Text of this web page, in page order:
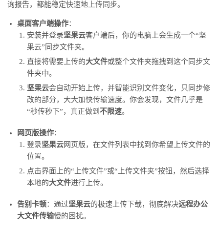
询报告，都能稳定快速地上传同步。
桌面客户端操作：
安装并登录坚果云客户端后，你的电脑上会生成一个“坚
果云”同步文件夹。
直接将需要上传的大文件或整个文件夹拖拽到这个同步文
件夹中。
坚果云会自动开始上传，并智能识别文件变化，只同步修
改的部分，大大加快传输速度。你会发现，文件几乎是
“秒传秒下”，真正做到 不限速。
网页版操作：
登录坚果云网页版，在文件列表中找到你希望上传文件的
位置。
点击界面上的“上传文件”或“上传文件夹”按钮，然后选择
本地的大文件进行上传。
告别卡顿：通过坚果云的极速上传下载，彻底解决远程办公
大文件传输慢的困扰。